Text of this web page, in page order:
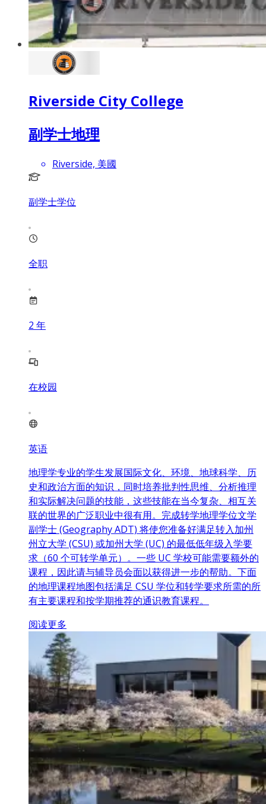
Riverside City College
副学士地理
Riverside, 美國
副学士学位
全职
2 年
在校园
英语
地理学专业的学生发展国际文化、环境、地球科学、历
史和政治方面的知识，同时培养批判性思维、分析推理
和实际解决问题的技能，这些技能在当今复杂、相互关
联的世界的广泛职业中很有用。完成转学地理学位文学
副学士 (Geography ADT) 将使您准备好满足转入加州
州立大学 (CSU) 或加州大学 (UC) 的最低低年级入学要
求（60 个可转学单元）。一些 UC 学校可能需要额外的
课程，因此请与辅导员会面以获得进一步的帮助。下面
的地理课程地图包括满足 CSU 学位和转学要求所需的所
有主要课程和按学期推荐的通识教育课程。
阅读更多